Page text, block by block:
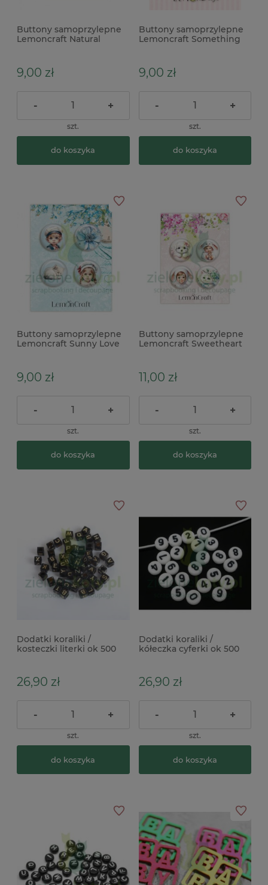
Buttony samoprzylepne
Lemoncraft Natural
9,00 zł
- +
szt.
do koszyka
Buttony samoprzylepne
Lemoncraft Something
9,00 zł
- +
szt.
do koszyka
Buttony samoprzylepne
Lemoncraft Sunny Love
9,00 zł
- +
szt.
do koszyka
Buttony samoprzylepne
Lemoncraft Sweetheart
11,00 zł
- +
szt.
do koszyka
Dodatki koraliki /
kosteczki literki ok 500
26,90 zł
- +
szt.
do koszyka
Dodatki koraliki /
kółeczka cyferki ok 500
26,90 zł
- +
szt.
do koszyka